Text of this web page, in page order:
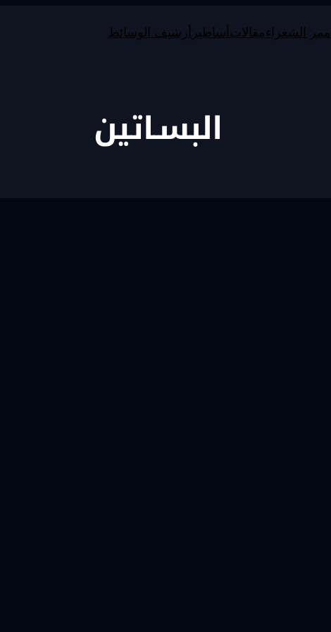
ممر الشعراءمقالات أساطير أرشيف الوسائط
البسـاتين